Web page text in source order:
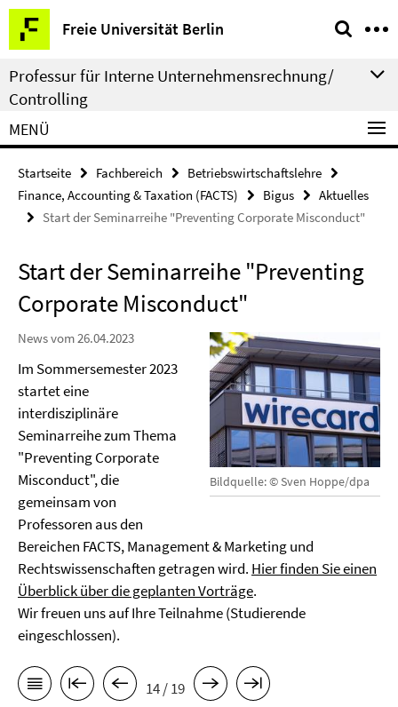
Springe
direkt
zu
Inhalt
Freie Universität Berlin
Service-
Navigation
Professur für Interne Unternehmensrechnung/
Controlling
MENÜ
Startseite Fachbereich
Betriebswirtschaftslehre
Finance, Accounting & Taxation (FACTS)
Bigus
Aktuelles
Start der Seminarreihe "Preventing Corporate Misconduct"
Start der Seminarreihe "Preventing
Corporate Misconduct"
Bildquelle: © Sven Hoppe/dpa
News vom 26.04.2023
Im Sommersemester 2023
startet eine
interdisziplinäre
Seminarreihe zum Thema
"Preventing Corporate
Misconduct", die
gemeinsam von
Professoren aus den
Bereichen FACTS, Management & Marketing und
Rechtswissenschaften getragen wird. Hier finden Sie einen
Überblick über die geplanten Vorträge.
Wir freuen uns auf Ihre Teilnahme (Studierende
eingeschlossen).
14 / 19